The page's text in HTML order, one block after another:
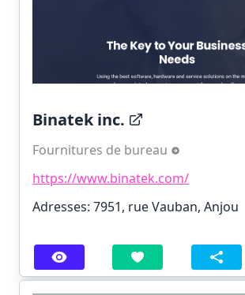
Binatek inc.
Fournitures de bureau
https://www.binatek.com/
Adresses: 7951, rue Vauban, Anjou